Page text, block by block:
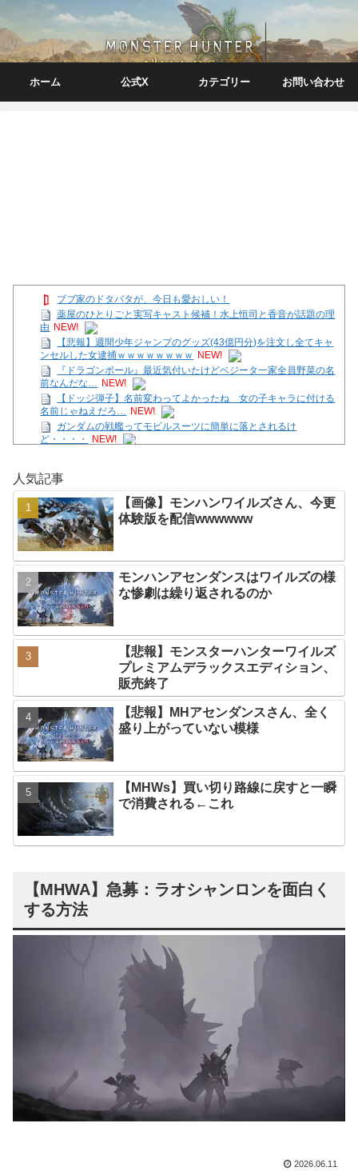
ホーム 公式X カテゴリー お問い合わせ
ブブ家のドタバタが、今日も愛おしい！
薬屋のひとりごと実写キャスト候補！水上恒司と香音が話題の理
由 NEW!
【悲報】週間少年ジャンプのグッズ(43億円分)を注文し全てキャ
ンセルした女逮捕ｗｗｗｗｗｗｗｗ
NEW!
『ドラゴンボール』最近気付いたけどベジータ一家全員野菜の名
前なんだな… NEW!
【ドッジ弾子】名前変わってよかったね 女の子キャラに付ける
名前じゃねえだろ… NEW!
ガンダムの戦艦ってモビルスーツに簡単に落とされるけ
ど・・・・
NEW!
【教育】急増する「自分の頭で考えない子」。すぐ検索が当たり
前に…スマホ時代の“親切すぎる教育”が奪っ
NEW!
【ガークリ】正統派だけど、デッッッカって感じの水着のマネ、
ラファエ口、セッシュウへの反応！！！ NEW!
【悲報】週間少年ジャンプのグッズ(43億円分)を注文し全てキャ
ンセルした女逮捕ｗｗｗｗｗｗｗｗ
【脱衣麻雀】「スーパーリアル麻雀 Venus Returns」8月27日に
発売決定！ NEW!
Powered by livedoor 相互RSS
人気記事
【画像】モンハンワイルズさん、今更
体験版を配信wwwwww
モンハンアセンダンスはワイルズの様
な惨劇は繰り返されるのか
【悲報】モンスターハンターワイルズ
プレミアムデラックスエディション、
販売終了
【悲報】MHアセンダンスさん、全く
盛り上がっていない模様
【MHWs】買い切り路線に戻すと一瞬
で消費される←これ
【MHWA】急募：ラオシャンロンを面白く
する方法
2026.06.11